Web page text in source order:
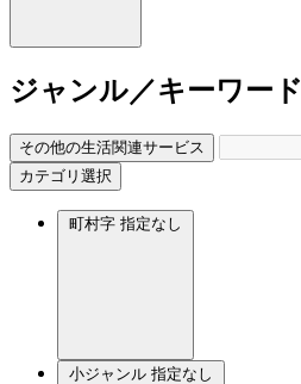
ジャンル／キーワード
その他の生活関連サービス
カテゴリ選択
町村字 指定なし
小ジャンル 指定なし